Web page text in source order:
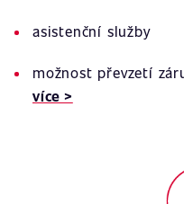
asistenční služby
možnost převzetí
více >